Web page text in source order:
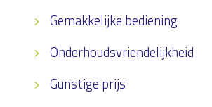
Gemakkelijke bediening
Onderhoudsvriendelijkheid
Gunstige prijs